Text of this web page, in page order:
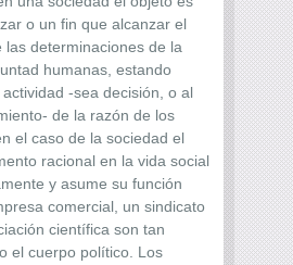
o un fin que alcanzar el
las determinaciones de la
humanas, estando
-sea decisión, o al
de la razón de los
el caso de la sociedad el
racional en la vida social
y asume su función
comercial, un sindicato
científica son tan
el cuerpo político. Los